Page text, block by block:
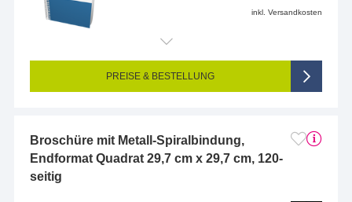
inkl. Versandkosten
Endformat (bedruckte Fläche): 297 x 297 mm
Seitigkeit: 116-seitig (Vorderseite und Rückseite bedruckt)
4/4-farbig CMYK (vollfarbig bedruckt)
PREISE & BESTELLUNG
Broschüre mit Metall-Spiralbindung,
Endformat Quadrat 29,7 cm x 29,7 cm, 120-
seitig